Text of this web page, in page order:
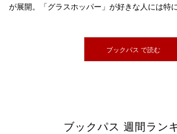
が展開。「グラスホッパー」が好きな人には特
ブックパス で読む
ブックパス 週間ラン